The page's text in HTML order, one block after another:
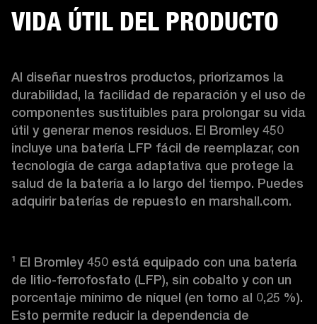
VIDA ÚTIL DEL PRODUCTO
Al diseñar nuestros productos, priorizamos la
durabilidad, la facilidad de reparación y el uso de
componentes sustituibles para prolongar su vida
útil y generar menos residuos. El Bromley 450
incluye una batería LFP fácil de reemplazar, con
tecnología de carga adaptativa que protege la
salud de la batería a lo largo del tiempo. Puedes
adquirir baterías de repuesto en marshall.com.
¹ El Bromley 450 está equipado con una batería
de litio-ferrofosfato (LFP), sin cobalto y con un
porcentaje mínimo de níquel (en torno al 0,25 %).
Esto permite reducir la dependencia de